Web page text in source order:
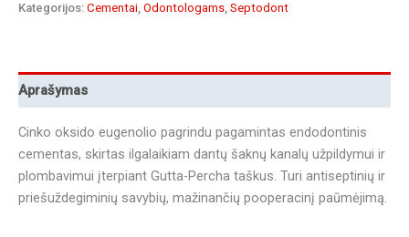
Kategorijos: Cementai, Odontologams, Septodont
Aprašymas
Cinko oksido eugenolio pagrindu pagamintas endodontinis
cementas, skirtas ilgalaikiam dantų šaknų kanalų užpildymui ir
plombavimui įterpiant Gutta-Percha taškus. Turi antiseptinių ir
priešuždegiminių savybių, mažinančių pooperacinį paūmėjimą.